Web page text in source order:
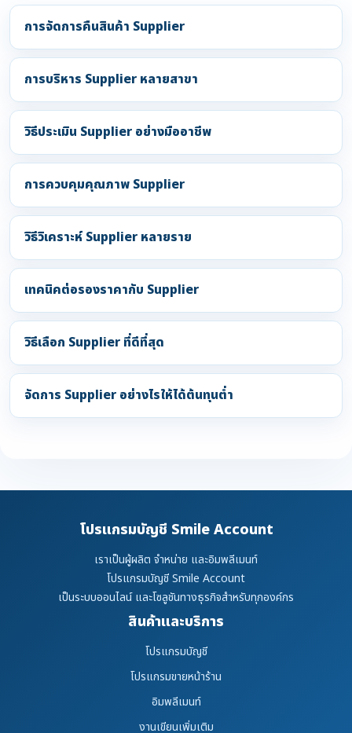
การจัดการคืนสินค้า Supplier
การบริหาร Supplier หลายสาขา
วิธีประเมิน Supplier อย่างมืออาชีพ
การควบคุมคุณภาพ Supplier
วิธีวิเคราะห์ Supplier หลายราย
เทคนิคต่อรองราคากับ Supplier
วิธีเลือก Supplier ที่ดีที่สุด
จัดการ Supplier อย่างไรให้ได้ต้นทุนต่ำ
โปรแกรมบัญชี Smile Account
เราเป็นผู้ผลิต จำหน่าย และอิมพลีเมนท์
โปรแกรมบัญชี Smile Account
เป็นระบบออนไลน์ และโซลูชันทางธุรกิจสำหรับทุกองค์กร
สินค้าและบริการ
โปรแกรมบัญชี
โปรแกรมขายหน้าร้าน
อิมพลีเมนท์
งานเขียนเพิ่มเติม